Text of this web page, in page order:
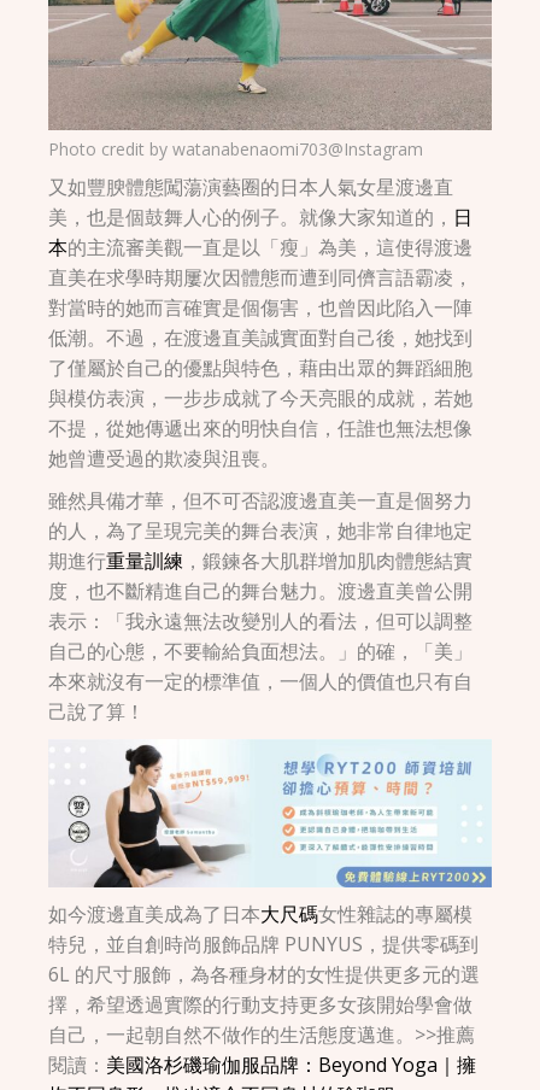
Photo credit bywatanabenaomi703@Instagram
又如豐腴體態闖蕩演藝圈的日本人氣女星渡邊直
美，也是個鼓舞人心的例子。就像大家知道的， 日
本的主流審美觀一直是以「瘦」為美，這使得渡邊
直美在求學時期屢次因體態而遭到同儕言語霸凌，
對當時的她而言確實是個傷害，也曾因此陷入一陣
低潮。不過，在渡邊直美誠實面對自己後，她找到
了僅屬於自己的優點與特色，藉由出眾的舞蹈細胞
與模仿表演，一步步成就了今天亮眼的成就，若她
不提，從她傳遞出來的明快自信，任誰也無法想像
她曾遭受過的欺凌與沮喪。
雖然具備才華，但不可否認渡邊直美一直是個努力
的人，為了呈現完美的舞台表演，她非常自律地定
期進行重量訓練 ，鍛鍊各大肌群增加肌肉體態結實
度，也不斷精進自己的舞台魅力。渡邊直美曾公開
表示：「我永遠無法改變別人的看法，但可以調整
自己的心態，不要輸給負面想法。」的確，「美」
本來就沒有一定的標準值，一個人的價值也只有自
己說了算！
如今渡邊直美成為了日本大尺碼女性雜誌的專屬模
特兒，並自創時尚服飾品牌 PUNYUS，提供零碼到
6L 的尺寸服飾，為各種身材的女性提供更多元的選
擇，希望透過實際的行動支持更多女孩開始學會做
自己，一起朝自然不做作的生活態度邁進。>>推薦
閱讀： 美國洛杉磯瑜伽服品牌：Beyond Yoga｜擁